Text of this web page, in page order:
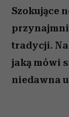
Szokujące
tradycji.
jaką mówi
niedawna